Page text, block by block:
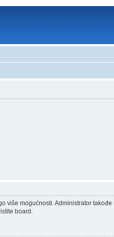
mogućnosti. Administrator
board.